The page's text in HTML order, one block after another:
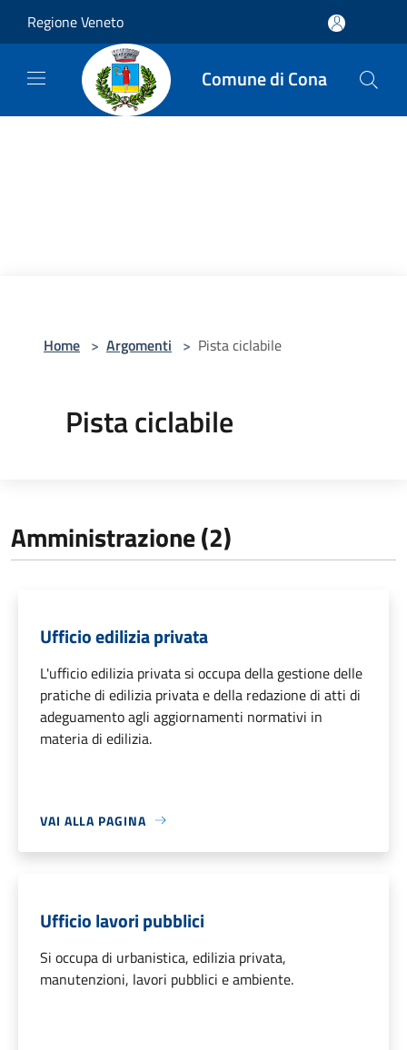
Regione Veneto
Comune di Cona
Home > Argomenti > Pista ciclabile
Pista ciclabile
Amministrazione (2)
Ufficio edilizia privata
L'ufficio edilizia privata si occupa della gestione delle
pratiche di edilizia privata e della redazione di atti di
adeguamento agli aggiornamenti normativi in
materia di edilizia.
VAI ALLA PAGINA
Ufficio lavori pubblici
Si occupa di urbanistica, edilizia privata,
manutenzioni, lavori pubblici e ambiente.